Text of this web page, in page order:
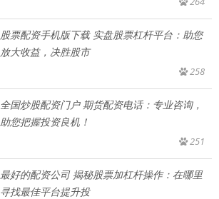
股票配资手机版下载 实盘股票杠杆平台：助您
放大收益，决胜股市
258
全国炒股配资门户 期货配资电话：专业咨询，
助您把握投资良机！
251
最好的配资公司 揭秘股票加杠杆操作：在哪里
寻找最佳平台提升投